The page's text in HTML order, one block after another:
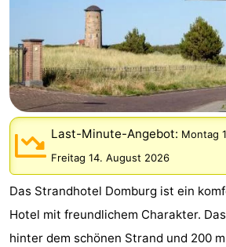
Strand
Übernachten
Appartements
-
Park
Loverendale
-
Résidence
Wijngaerde
Campingplätze
Ferienhäuser
Last-Minute-Angebot: Montag
Freitag 14. August 2026
Das Strandhotel Domburg ist ein
Hotel mit freundlichem Charakter.
hinter dem schönen Strand und 200